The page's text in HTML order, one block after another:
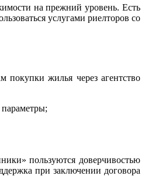
на прежний уровень. Есть
услугами риелторов со
жилья через агентство
пользуются доверчивостью
при заключении договора